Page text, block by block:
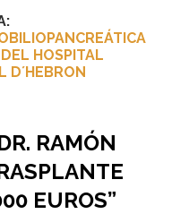
HOSPITAL
D´HEBRON
RAMÓN
EUROS”